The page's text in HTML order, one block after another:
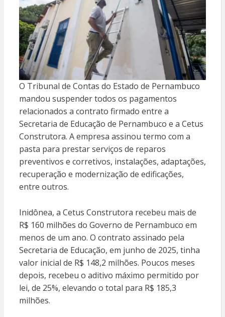
O Tribunal de Contas do Estado de Pernambuco
mandou suspender todos os pagamentos
relacionados a contrato firmado entre a
Secretaria de Educação de Pernambuco e a Cetus
Construtora. A empresa assinou termo com a
pasta para prestar serviços de reparos
preventivos e corretivos, instalações, adaptações,
recuperação e modernização de edificações,
entre outros.
Inidônea, a Cetus Construtora recebeu mais de
R$ 160 milhões do Governo de Pernambuco em
menos de um ano. O contrato assinado pela
Secretaria de Educação, em junho de 2025, tinha
valor inicial de R$ 148,2 milhões. Poucos meses
depois, recebeu o aditivo máximo permitido por
lei, de 25%, elevando o total para R$ 185,3
milhões.